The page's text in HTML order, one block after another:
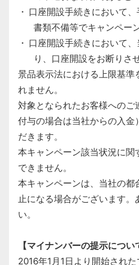
口座開設手続きにおいて
書類不備等でキャンペー
口座開設手続きにおいて
り、口座開設をお断りさ
景品表示法における上限基準
れません。
対象となられたお客様へのご
付与の場合は当社からの入金
だきます。
本キャンペーン該当状況に関
できません。
本キャンペーンは、当社の都
止になる場合がございます。
い。
【マイナンバーの提示につい
2016年1月1日より開始され